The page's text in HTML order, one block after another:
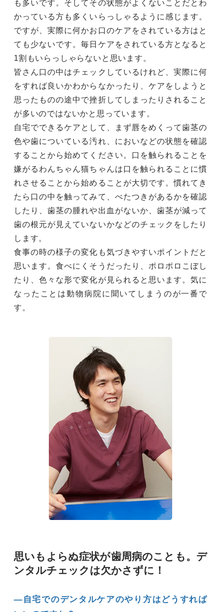
も多いです。そしてその状態がよくないことだとわ
かっている方も多くいらっしゃるように感じます。
ですが、実際に何かお口のケアをされている方はと
ても少ないです。毎日ケアをされている方となると
1割もいらっしゃらないと思います。
皆さん口の中はチェックしているけれど、実際に何
をすれば良いかわからなかったり、ケアをしようと
思ったものの途中で挫折してしまったりされること
が多いのではないかと思っています。
自宅でできるケアとして、まず唇をめくって歯茎の
色や歯についている汚れ、においなどの状態を確認
することから始めてください。口を触られることを
嫌がるわんちゃん猫ちゃんは口を触られることに慣
れさせることから始めることが大切です。慣れてき
たら口の中を触ってみて、べたつきがあるかを確認
したり、歯茎の腫れや出血がないか、歯茎が減って
歯の根元が見えていないかなどのチェックをしたり
します。
食事の時の様子の変化も気づきやすいポイントだと
思います。食べにくそうだったり、ポロポロこぼし
たり、色々な形で変化が見られると思います。気に
なったことは動物病院に聞いてしまうのが一番で
す。
思いもよらぬ症状が歯周病のことも。デ
ンタルチェックは欠かさずに！
―自宅でのデンタルケアのやり方はどうすれば